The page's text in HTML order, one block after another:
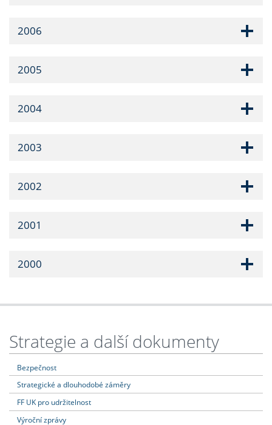
2006
2005
2004
2003
2002
2001
2000
Strategie a další dokumenty
Bezpečnost
Strategické a dlouhodobé záměry
FF UK pro udržitelnost
Výroční zprávy